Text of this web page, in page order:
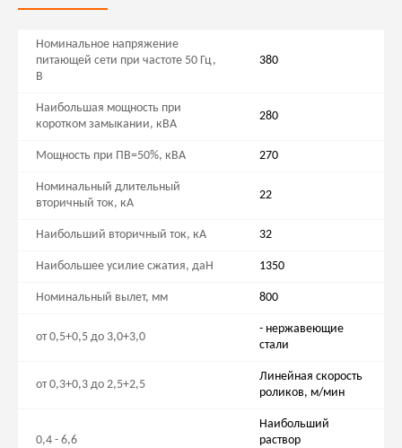
Номинальное напряжение
питающей сети при частоте 50 Гц,
В
380
Наибольшая мощность при
коротком замыкании, кВА
280
Мощность при ПВ=50%, кВА 270
Номинальный длительный
вторичный ток, кА
22
Наибольший вторичный ток, кА 32
Наибольшее усилие сжатия, даН 1350
Номинальный вылет, мм 800
от 0,5+0,5 до 3,0+3,0
- нержавеющие
стали
от 0,3+0,3 до 2,5+2,5
Линейная скорость
роликов, м/мин
0,4 - 6,6
Наибольший
раствор